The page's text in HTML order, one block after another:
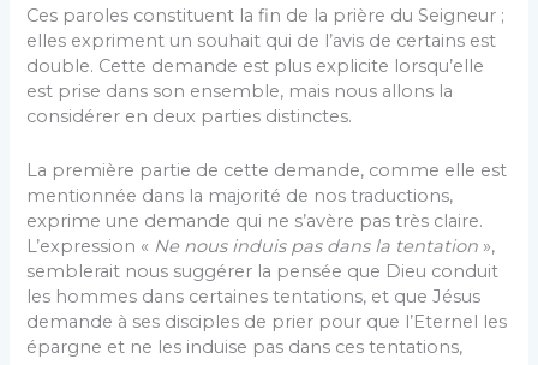
Ces paroles constituent la fin de la prière du Sei­gneur ;
elles expriment un souhait qui de l’avis de cer­tains est
double. Cette demande est plus explicite lorsqu’elle
est prise dans son ensemble, mais nous allons la
considérer en deux parties distinctes.
La première partie de cette demande, comme elle est
mentionnée dans la majorité de nos traductions,
exprime une demande qui ne s’avère pas très claire.
L’expression « Ne nous induis pas dans la tentation »,
semblerait nous suggérer la pensée que Dieu conduit
les hommes dans certaines tentations, et que Jésus
demande à ses disciples de prier pour que l’Eternel les
épargne et ne les induise pas dans ces tentations,